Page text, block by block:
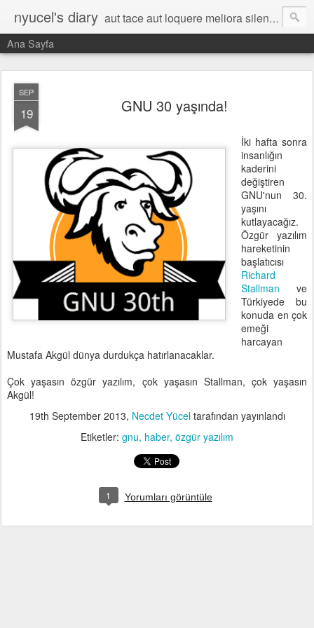
nyucel's diary aut tace aut loquere meliora silentio
Ana Sayfa
SEP
19 GNU 30 yaşında!
İki hafta sonra
insanlığın
kaderini
değiştiren
GNU'nun 30.
yaşını
kutlayacağız.
Özgür yazılım
hareketinin
başlatıcısı
Richard
Stallman
ve
Türkiyede bu
konuda en çok
emeği
harcayan
Mustafa Akgül dünya durdukça hatırlanacaklar.
Çok yaşasın özgür yazılım, çok yaşasın Stallman, çok yaşasın
Akgül!
19th September 2013, Necdet Yüceltarafından yayınlandı
Etiketler: gnu haber özgür yazılım
1 Yorumları görüntüle